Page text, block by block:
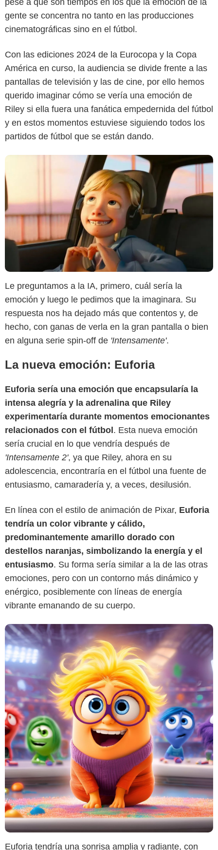
gente se concentra no tanto en las producciones
cinematográficas sino en el fútbol.
Con las ediciones 2024 de la Eurocopa y la Copa
América en curso, la audiencia se divide frente a las
pantallas de televisión y las de cine, por ello hemos
querido imaginar cómo se vería una emoción de
Riley si ella fuera una fanática empedernida del fútbol
y en estos momentos estuviese siguiendo todos los
partidos de fútbol que se están dando.
Le preguntamos a la IA, primero, cuál sería la
emoción y luego le pedimos que la imaginara. Su
respuesta nos ha dejado más que contentos y, de
hecho, con ganas de verla en la gran pantalla o bien
en alguna serie spin-off de 'Intensamente'.
La nueva emoción: Euforia
Euforia sería una emoción que encapsularía la
intensa alegría y la adrenalina que Riley
experimentaría durante momentos emocionantes
relacionados con el fútbol . Esta nueva emoción
sería crucial en lo que vendría después de
'Intensamente 2', ya que Riley, ahora en su
adolescencia, encontraría en el fútbol una fuente de
entusiasmo, camaradería y, a veces, desilusión.
En línea con el estilo de animación de Pixar, Euforia
tendría un color vibrante y cálido,
predominantemente amarillo dorado con
destellos naranjas, simbolizando la energía y el
entusiasmo. Su forma sería similar a la de las otras
emociones, pero con un contorno más dinámico y
enérgico, posiblemente con líneas de energía
vibrante emanando de su cuerpo.
Canva
Euforia tendría una sonrisa amplia y radiante, con